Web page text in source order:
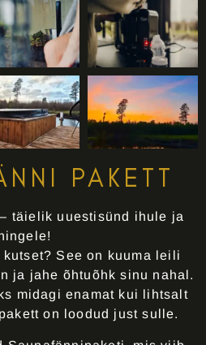
PAKETT
täielik uuestisünd ihule ja
See on kuuma leili
ja jahe õhtuõhk sinu nahal.
midagi enamat kui lihtsalt
on loodud just sulle.